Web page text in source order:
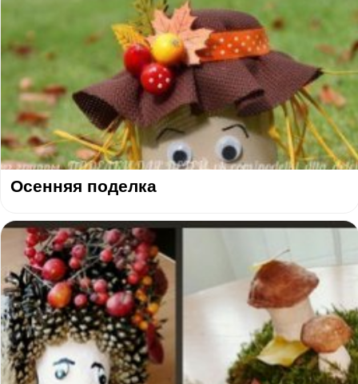
Осенняя поделка